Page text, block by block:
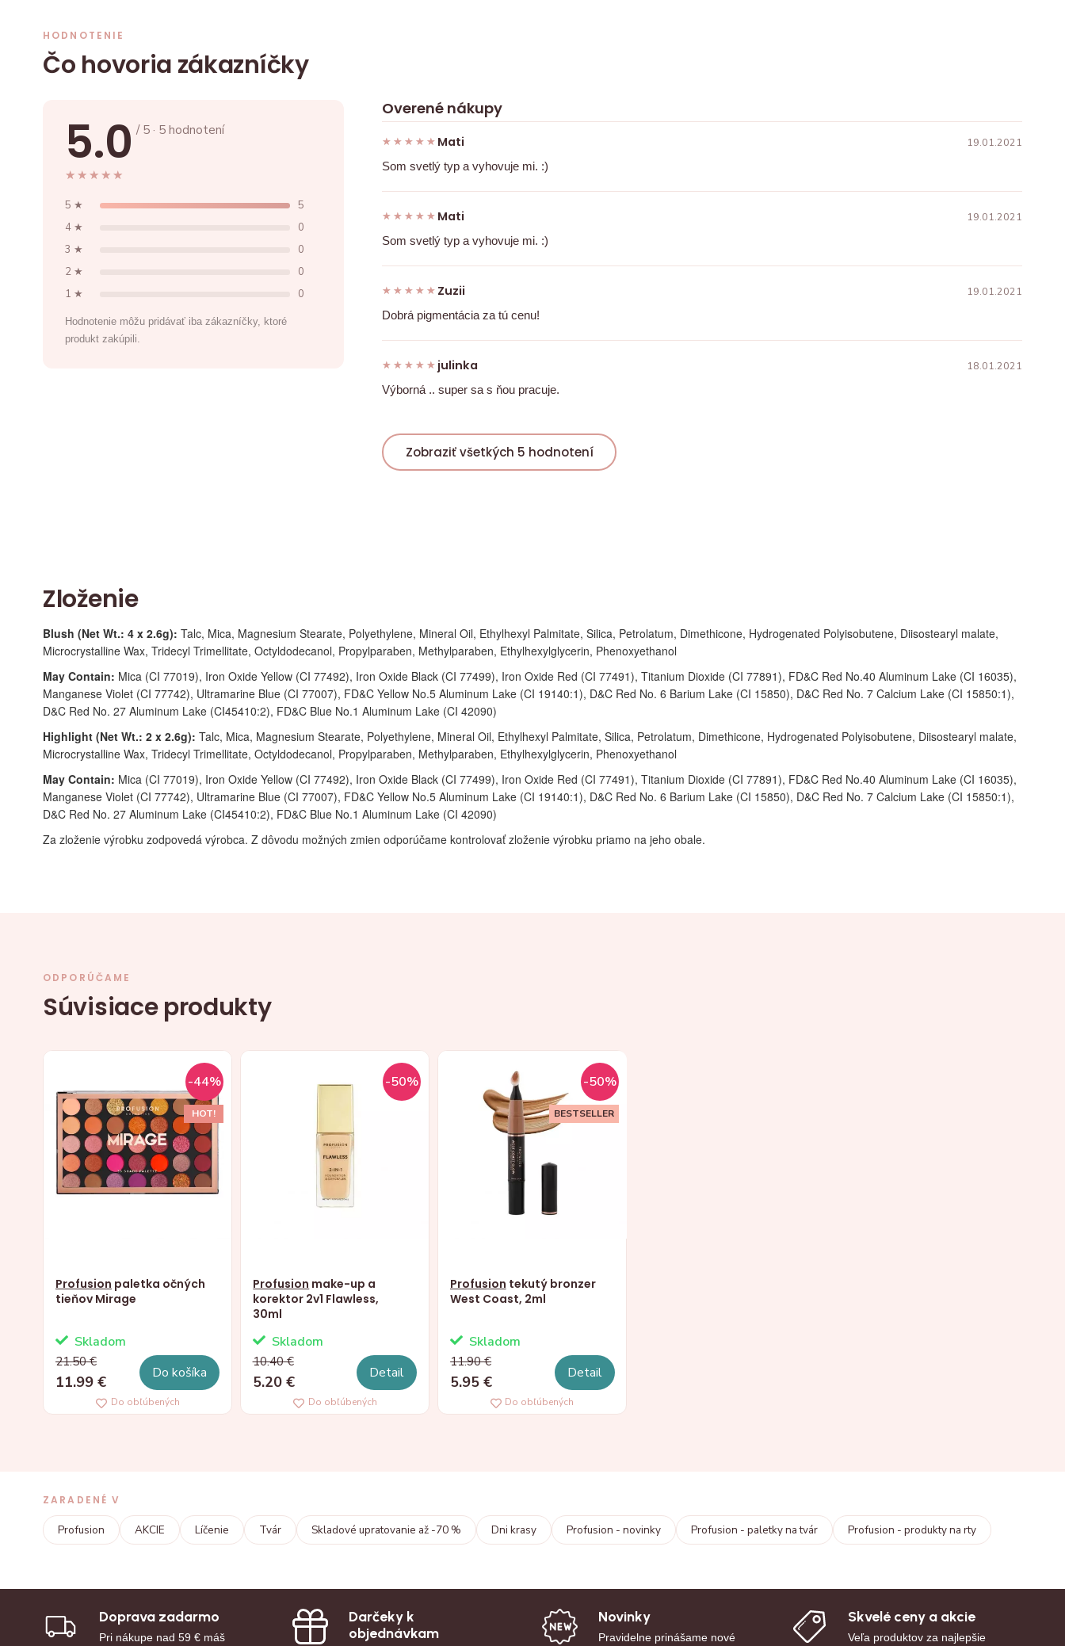
HODNOTENIE
Čo hovoria zákazníčky
5.0 / 5 · 5 hodnotení
★★★★★
★★★★★
5 ★
5
4 ★
0
3 ★
0
2 ★
0
1 ★
0
Hodnotenie môžu pridávať iba zákazníčky, ktoré
produkt zakúpili.
Overené nákupy
★★★★★
★★★★★ Mati 19.01.2021
Som svetlý typ a vyhovuje mi. :)
★★★★★
★★★★★ Mati 19.01.2021
Som svetlý typ a vyhovuje mi. :)
★★★★★
★★★★★ Zuzii 19.01.2021
Dobrá pigmentácia za tú cenu!
★★★★★
★★★★★ julinka 18.01.2021
Výborná .. super sa s ňou pracuje.
Zobraziť všetkých 5 hodnotení
Zloženie
Blush (Net Wt.: 4 x 2.6g): Talc, Mica, Magnesium Stearate, Polyethylene, Mineral Oil, Ethylhexyl Palmitate, Silica, Petrolatum, Dimethicone, Hydrogenated Polyisobutene, Diisostearyl malate,
Microcrystalline Wax, Tridecyl Trimellitate, Octyldodecanol, Propylparaben, Methylparaben, Ethylhexylglycerin, Phenoxyethanol
May Contain: Mica (CI 77019), Iron Oxide Yellow (CI 77492), Iron Oxide Black (CI 77499), Iron Oxide Red (CI 77491), Titanium Dioxide (CI 77891), FD&C Red No.40 Aluminum Lake (CI 16035),
Manganese Violet (CI 77742), Ultramarine Blue (CI 77007), FD&C Yellow No.5 Aluminum Lake (CI 19140:1), D&C Red No. 6 Barium Lake (CI 15850), D&C Red No. 7 Calcium Lake (CI 15850:1),
D&C Red No. 27 Aluminum Lake (CI45410:2), FD&C Blue No.1 Aluminum Lake (CI 42090)
Highlight (Net Wt.: 2 x 2.6g): Talc, Mica, Magnesium Stearate, Polyethylene, Mineral Oil, Ethylhexyl Palmitate, Silica, Petrolatum, Dimethicone, Hydrogenated Polyisobutene, Diisostearyl malate,
Microcrystalline Wax, Tridecyl Trimellitate, Octyldodecanol, Propylparaben, Methylparaben, Ethylhexylglycerin, Phenoxyethanol
May Contain: Mica (CI 77019), Iron Oxide Yellow (CI 77492), Iron Oxide Black (CI 77499), Iron Oxide Red (CI 77491), Titanium Dioxide (CI 77891), FD&C Red No.40 Aluminum Lake (CI 16035),
Manganese Violet (CI 77742), Ultramarine Blue (CI 77007), FD&C Yellow No.5 Aluminum Lake (CI 19140:1), D&C Red No. 6 Barium Lake (CI 15850), D&C Red No. 7 Calcium Lake (CI 15850:1),
D&C Red No. 27 Aluminum Lake (CI45410:2), FD&C Blue No.1 Aluminum Lake (CI 42090)
Za zloženie výrobku zodpovedá výrobca. Z dôvodu možných zmien odporúčame kontrolovať zloženie výrobku priamo na jeho obale.
ODPORÚČAME
Súvisiace produkty
-44%
HOT!
Profusion paletka očných
tieňov Mirage
Skladom
21.50 €
11.99 €
Do košíka
Do obľúbených
-50%
Profusion make-up a
korektor 2v1 Flawless,
30ml
Skladom
10.40 €
5.20 €
Detail
Do obľúbených
-50%
BESTSELLER
Profusion tekutý bronzer
West Coast, 2ml
Skladom
11.90 €
5.95 €
Detail
Do obľúbených
ZARADENÉ V
Profusion AKCIE Líčenie Tvár Skladové upratovanie až -70 % Dni krasy Profusion - novinky Profusion - paletky na tvár Profusion - produkty na rty
Doprava zadarmo
Pri nákupe nad 59 € máš
Darčeky k
objednávkam
Novinky
Pravidelne prinášame nové
Skvelé ceny a akcie
Veľa produktov za najlepšie